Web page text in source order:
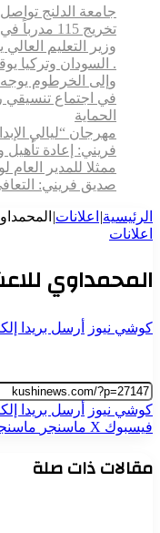
جامعة الدلنج
تخريج 115 مدرباً في إطار برنامج تدريب المدربين بمحلية جبل أولياء
وزير التعليم
. السودان وتركيا
وإلى الخرطوم يوجه
في اجتماع تنسيقي
الحماية
مهرجان “ليالي
فريني: إعادة تأهيل
ممثلا للمدير
صديق فريني:
الرئيسية| اعلانات|
اعلانات
المحمداوي
كوشي نيوز أرسل بريدا
كوشي نيوز أرسل بريدا
فيسبوك ‫X ماسنجر
مقالات ذات صلة